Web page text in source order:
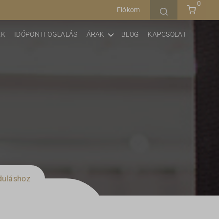
Fiókom
0
IDŐPONTFOGLALÁS ÁRAK BLOG KAPCSOLAT